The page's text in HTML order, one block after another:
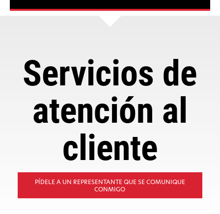
Servicios de
atención al
cliente
PÍDELE A UN REPRESENTANTE QUE SE COMUNIQUE
CONMIGO